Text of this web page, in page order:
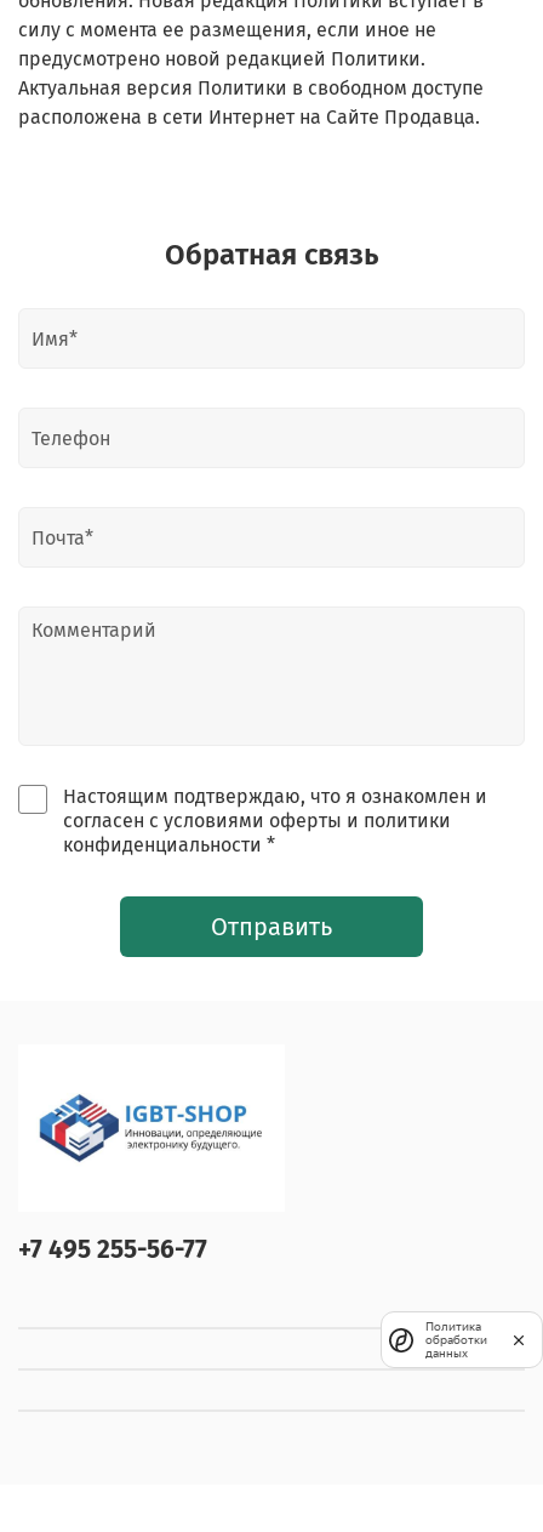
силу с момента ее размещения, если иное не
предусмотрено новой редакцией Политики.
Актуальная версия Политики в свободном доступе
расположена в сети Интернет на Сайте Продавца.
Обратная связь
Настоящим подтверждаю, что я ознакомлен и
согласен с условиями оферты и политики
конфиденциальности *
Отправить
+7 495 255-56-77
Политика
обработки
данных